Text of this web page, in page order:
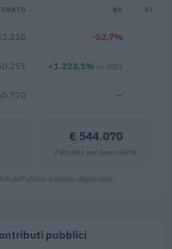
Δ%
-52,7%
+1.223,1% vs 2021
—
€ 544.070
Fatturato per dipendente
dell'ultimo bilancio disponibile.
pubblici